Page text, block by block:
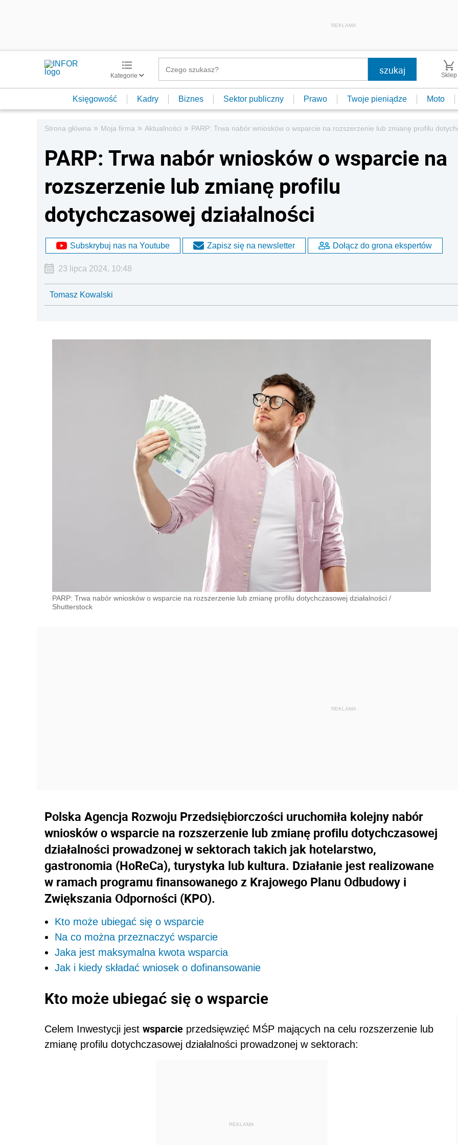
REKLAMA
Kategorie Sklep
Księgowość Kadry Biznes Sektor publiczny Prawo Twoje pieniądze Moto
Strona główna » Moja firma » Aktualności » PARP: Trwa nabór wniosków o wsparcie na rozszerzenie lub zmianę profilu
PARP: Trwa nabór wniosków o wsparcie na
rozszerzenie lub zmianę profilu
dotychczasowej działalności
Subskrybuj nas na Youtube Zapisz się na newsletter Dołącz do grona ekspertów
23 lipca 2024, 10:48
Tomasz Kowalski
PARP: Trwa nabór wniosków o wsparcie na rozszerzenie lub zmianę profilu dotychczasowej działalności /
Shutterstock
Polska Agencja Rozwoju Przedsiębiorczości uruchomiła kolejny nabór
wniosków o wsparcie na rozszerzenie lub zmianę profilu dotychczasowej
działalności prowadzonej w sektorach takich jak hotelarstwo,
gastronomia (HoReCa), turystyka lub kultura. Działanie jest realizowane
w ramach programu finansowanego z Krajowego Planu Odbudowy i
Zwiększania Odporności (KPO).
Kto może ubiegać się o wsparcie
Na co można przeznaczyć wsparcie
Jaka jest maksymalna kwota wsparcia
Jak i kiedy składać wniosek o dofinansowanie
Kto może ubiegać się o wsparcie
Celem Inwestycji jest wsparcie przedsięwzięć MŚP mających na celu rozszerzenie lub
zmianę profilu dotychczasowej działalności prowadzonej w sektorach:
REKLAMA